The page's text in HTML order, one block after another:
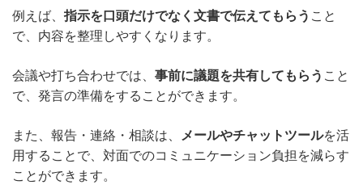
例えば、 指示を口頭だけでなく文書で伝えてもらう こと
で、内容を整理しやすくなります。
会議や打ち合わせでは、 事前に議題を共有してもらう こと
で、発言の準備をすることができます。
また、報告・連絡・相談は、 メールやチャットツールを活
用することで、対面でのコミュニケーション負担を減らす
ことができます。